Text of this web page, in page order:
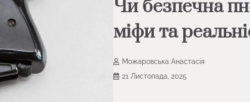
Чи безпечна
міфи та
Можаровська Анастасія
21 Листопада, 2025